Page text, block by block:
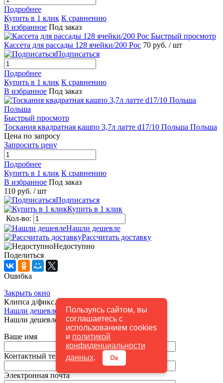
Пользуясь сайтом, вы
соглашаетесь с
использованием cookies
и политикой
конфиденциальности
данных. Ок
Подробнее
Купить в 1 клик К сравнению
В избранное Под заказ
Быстрый просмотр
Кассета для рассады 128 ячейки/200 Рос 70 руб. / шт
Подписаться
Подробнее
Купить в 1 клик К сравнению
В избранное Под заказ
Быстрый просмотр
Тоскания квадратная кашпо 3,7л латте d17/10 Польша Польша
Цена по запросу
Запросить цену
Подробнее
Купить в 1 клик К сравнению
В избранное Под заказ
110 руб. / шт
Подписаться
Купить в 1 клик
Кол-во:
Нашли дешевле
Рассчитать доставку
Недоступно
Поделиться
Ошибка
Закрыть окно
Клипса д/фикс. растений Бабочка 12шт.
Нашли дешевле
Нашли дешевле
Ваше имя
Контактный телефон*
Электронная почта